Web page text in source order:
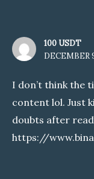
100 USDT
DECEMBER
I don’t think the
content lol. Just
doubts after
https://